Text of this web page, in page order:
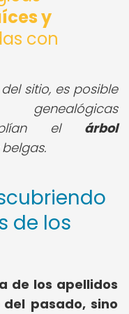
y
con
sitio, es posible
el árbol
de los
de los apellidos
pasado, sino